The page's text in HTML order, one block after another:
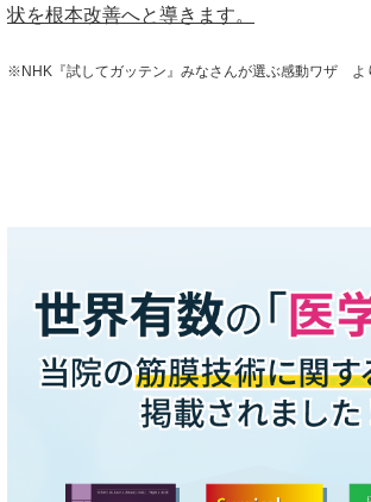
状を根本改善へと導きます。
※NHK『試してガッテン』みなさんが選ぶ感動ワザ よ